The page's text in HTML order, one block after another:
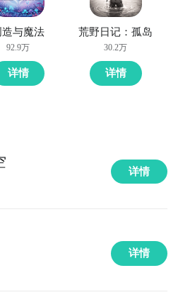
上手欢乐不停，更多的体验
多多；无尽模式与挑战等你开
，手指游戏的方式。小球方式
超越极限的世界，在这里去
下载好的急速滚球apk文件
造与魔法
92.9万
详情
荒野日记：孤岛
30.2万
详情
详情
详情